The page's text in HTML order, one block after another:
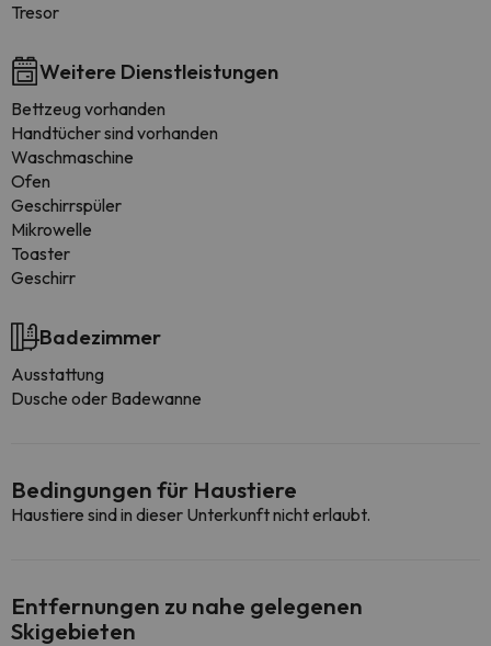
Tresor
Weitere Dienstleistungen
Bettzeug vorhanden
Handtücher sind vorhanden
Waschmaschine
Ofen
Geschirrspüler
Mikrowelle
Toaster
Geschirr
Badezimmer
Ausstattung
Dusche oder Badewanne
Bedingungen für Haustiere
Haustiere sind in dieser Unterkunft nicht erlaubt.
Entfernungen zu nahe gelegenen
Skigebieten